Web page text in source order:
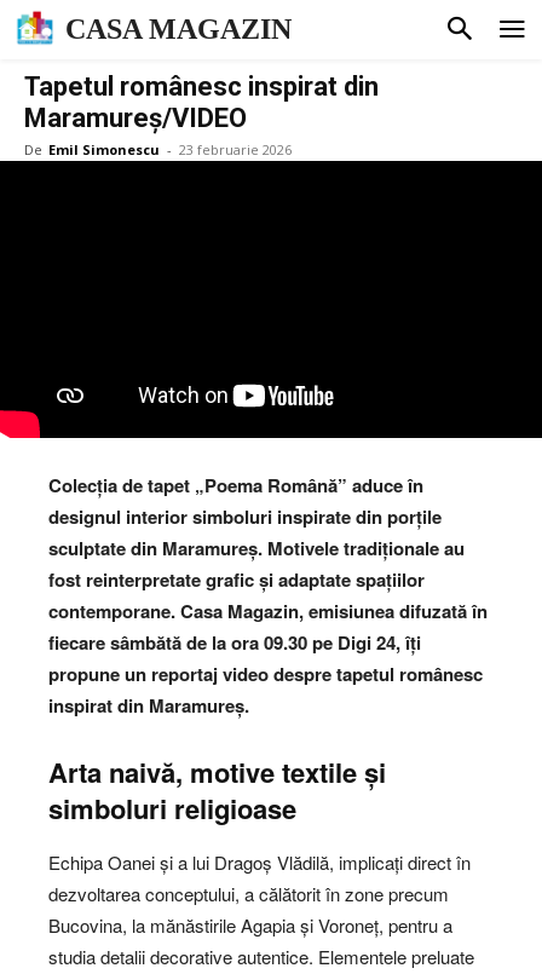
CASA MAGAZIN
Tapetul românesc inspirat din
Maramureș/VIDEO
De Emil Simonescu - 23 februarie 2026
Colecția de tapet „Poema Română” aduce în
designul interior simboluri inspirate din porțile
sculptate din Maramureș. Motivele tradiționale au
fost reinterpretate grafic și adaptate spațiilor
contemporane. Casa Magazin, emisiunea difuzată în
fiecare sâmbătă de la ora 09.30 pe Digi 24, îți
propune un reportaj video despre tapetul românesc
inspirat din Maramureș.
Arta naivă, motive textile și
simboluri religioase
Echipa Oanei și a lui Dragoș Vlădilă, implicați direct în
dezvoltarea conceptului, a călătorit în zone precum
Bucovina, la mănăstirile Agapia și Voroneț, pentru a
studia detalii decorative autentice. Elementele preluate